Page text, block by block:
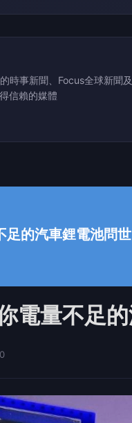
時事新聞、Focus全球新聞
信賴的媒體
足的汽車鋰電池問世
電量不足